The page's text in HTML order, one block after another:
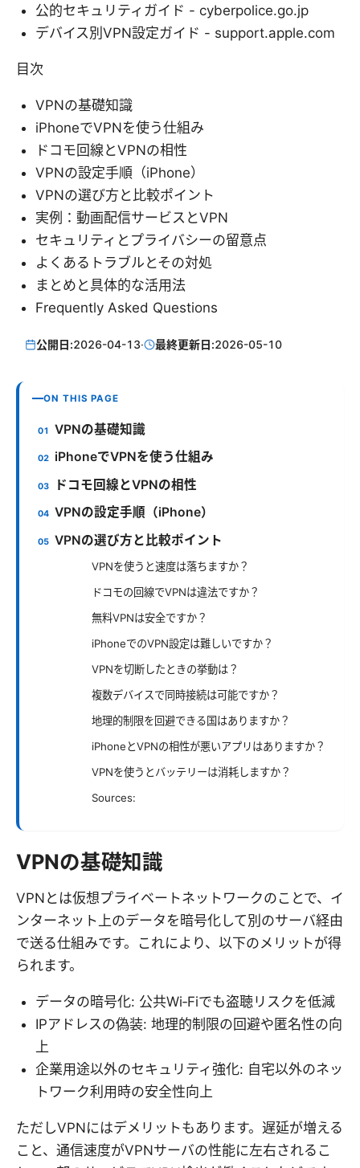
公的セキュリティガイド - cyberpolice.go.jp
デバイス別VPN設定ガイド - support.apple.com
目次
VPNの基礎知識
iPhoneでVPNを使う仕組み
ドコモ回線とVPNの相性
VPNの設定手順（iPhone）
VPNの選び方と比較ポイント
実例：動画配信サービスとVPN
セキュリティとプライバシーの留意点
よくあるトラブルとその対処
まとめと具体的な活用法
Frequently Asked Questions
公開日:2026-04-13· 最終更新日:2026-05-10
ON THIS PAGE
VPNの基礎知識
iPhoneでVPNを使う仕組み
ドコモ回線とVPNの相性
VPNの設定手順（iPhone）
VPNの選び方と比較ポイント
VPNを使うと速度は落ちますか？
ドコモの回線でVPNは違法ですか？
無料VPNは安全ですか？
iPhoneでのVPN設定は難しいですか？
VPNを切断したときの挙動は？
複数デバイスで同時接続は可能ですか？
地理的制限を回避できる国はありますか？
iPhoneとVPNの相性が悪いアプリはありますか？
VPNを使うとバッテリーは消耗しますか？
Sources:
VPNの基礎知識
VPNとは仮想プライベートネットワークのことで、イ
ンターネット上のデータを暗号化して別のサーバ経由
で送る仕組みです。これにより、以下のメリットが得
られます。
データの暗号化: 公共Wi‑Fiでも盗聴リスクを低減
IPアドレスの偽装: 地理的制限の回避や匿名性の向
上
企業用途以外のセキュリティ強化: 自宅以外のネッ
トワーク利用時の安全性向上
ただしVPNにはデメリットもあります。遅延が増える
こと、通信速度がVPNサーバの性能に左右されるこ